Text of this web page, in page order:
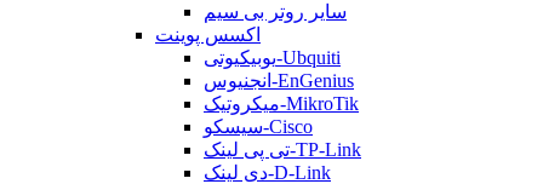
سایر روتر بی سیم
اکسس پوینت
یوبیکیوتی-Ubquiti
انجنیوس-EnGenius
میکروتیک-MikroTik
سیسکو-Cisco
تی پی لینک-TP-Link
دی لینک-D-Link